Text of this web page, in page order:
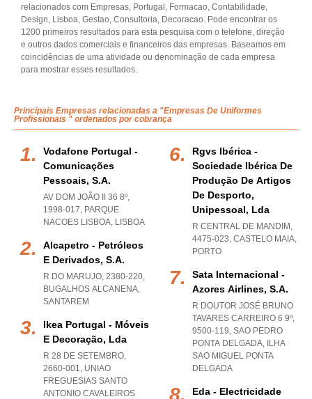
relacionados com Empresas, Portugal, Formacao, Contabilidade,
Design, Lisboa, Gestao, Consultoria, Decoracao. Pode encontrar os
1200 primeiros resultados para esta pesquisa com o telefone, direção
e outros dados comerciais e financeiros das empresas. Baseamos em
coincidências de uma atividade ou denominação de cada empresa
para mostrar esses resultados.
Principais Empresas relacionadas a "Empresas De Uniformes
Profissionais " ordenados por cobrança
Vodafone Portugal -
Comunicações
Pessoais, S.a.
AV DOM JOÃO II 36 8º,
1998-017, PARQUE
NACOES LISBOA, LISBOA
Alcapetro - Petróleos
E Derivados, S.a.
R DO MARUJO, 2380-220,
BUGALHOS ALCANENA,
SANTAREM
Ikea Portugal - Móveis
E Decoração, Lda
R 28 DE SETEMBRO,
2660-001, UNIAO
FREGUESIAS SANTO
ANTONIO CAVALEIROS
Rgvs Ibérica -
Sociedade Ibérica De
Produção De Artigos
De Desporto,
Unipessoal, Lda
R CENTRAL DE MANDIM,
4475-023, CASTELO MAIA,
PORTO
Sata Internacional -
Azores Airlines, S.a.
R DOUTOR JOSÉ BRUNO
TAVARES CARREIRO 6 9º,
9500-119, SAO PEDRO
PONTA DELGADA, ILHA
SAO MIGUEL PONTA
DELGADA
Eda - Electricidade